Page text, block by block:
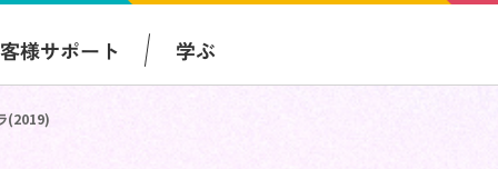
様サポート 学ぶ
(2019)